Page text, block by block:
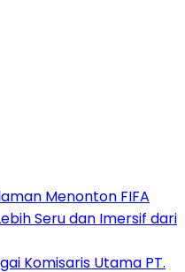
Menonton FIFA
Seru dan Imersif dari
Komisaris Utama PT.